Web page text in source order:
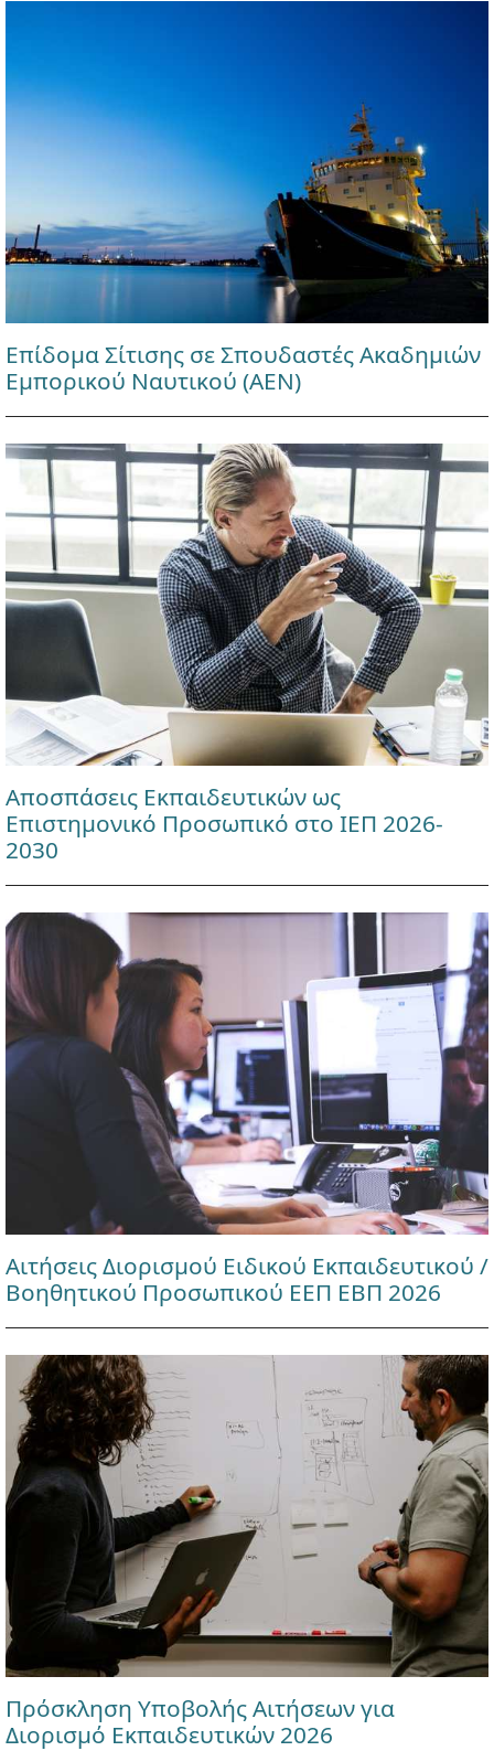
Επίδομα Σίτισης σε Σπουδαστές Ακαδημιών
Εμπορικού Ναυτικού (ΑΕΝ)
Αποσπάσεις Εκπαιδευτικών ως
Επιστημονικό Προσωπικό στο ΙΕΠ 2026-
2030
Αιτήσεις Διορισμού Ειδικού Εκπαιδευτικού /
Βοηθητικού Προσωπικού ΕΕΠ ΕΒΠ 2026
Πρόσκληση Υποβολής Αιτήσεων για
Διορισμό Εκπαιδευτικών 2026